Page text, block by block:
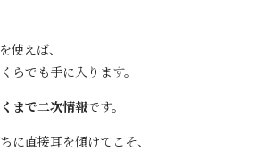
えば、
らでも手に入ります。
まで二次情報です。
に直接耳を傾けてこそ、